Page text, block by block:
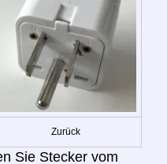
Zurück
Sie Stecker vom